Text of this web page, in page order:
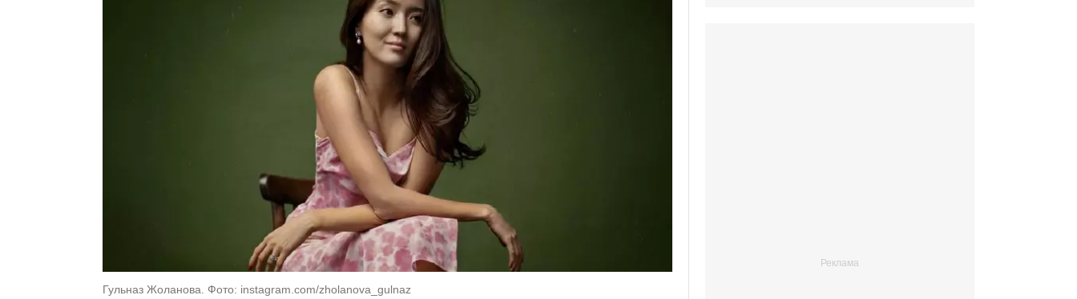
Гульназ Жоланова. Фото: instagram.com/zholanova_gulnaz